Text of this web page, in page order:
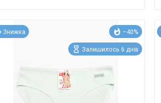
Знижка –40%
Залишилось 6 днів